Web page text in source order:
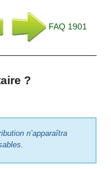
FAQ 1901
?
n’apparaîtra